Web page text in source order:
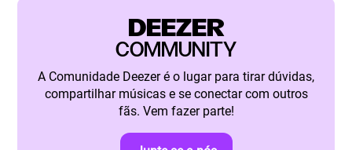
DEEZER
COMMUNITY
A Comunidade Deezer é o lugar para tirar dúvidas,
compartilhar músicas e se conectar com outros
fãs. Vem fazer parte!